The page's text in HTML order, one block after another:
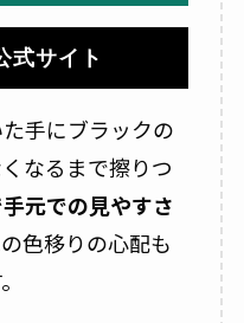
式サイト
手にブラックの
なるまで擦りつ
元での見やすさ
色移りの心配も